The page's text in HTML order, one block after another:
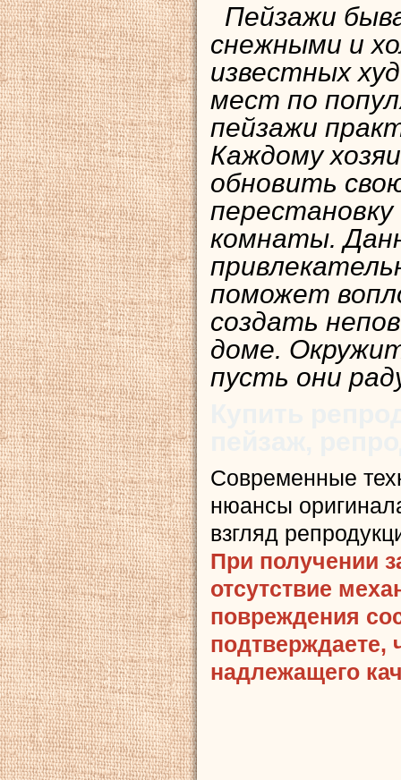
Пейзажи
снежными и
известных
мест по
пейзажи
Каждому
обновить
комнаты.
поможет
создать
доме.
пусть они
Современные
нюансы
взгляд
При получении
отсутствие
повреждения
подтверждаете,
надлежащего